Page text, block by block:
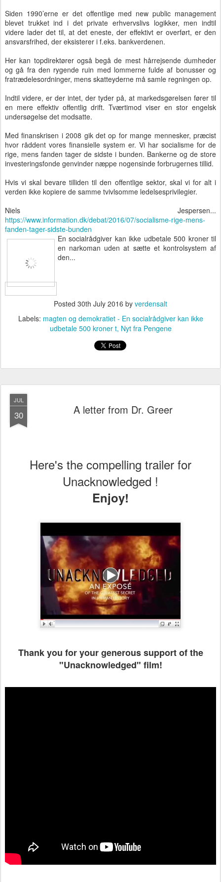
Siden 1990’erne er det offentlige med new public management
blevet trukket ind i det private erhvervslivs logikker, men indtil
videre lader det til, at det eneste, der effektivt er overført, er den
ansvarsfrihed, der eksisterer i f.eks. bankverdenen.
Her kan topdirektører også begå de mest hårrejsende dumheder
og gå fra den rygende ruin med lommerne fulde af bonusser og
fratrædelesordninger, mens skatteyderne må samle regningen op.
Indtil videre, er der intet, der tyder på, at markedsgørelsen fører til
en mere effektiv offentlig drift. Tværtimod viser en stor engelsk
undersøgelse det modsatte.
Med finanskrisen i 2008 gik det op for mange mennesker, præcist
hvor råddent vores finansielle system er. Vi har socialisme for de
rige, mens fanden tager de sidste i bunden. Bankerne og de store
investeringsfonde genvinder næppe nogensinde forbrugernes tillid.
Hvis vi skal bevare tilliden til den offentlige sektor, skal vi for alt i
verden ikke kopiere de samme tvivlsomme ledelsesprivilegier.
Niels Jespersen...
https://www.information.dk/debat/2016/07/socialisme-rige-mens-
fanden-tager-sidste-bunden
En socialrådgiver kan ikke udbetale 500 kroner til
en narkoman uden at sætte et kontrolsystem af
den...
Posted 30th July 2016 by verdensalt
Labels: magten og demokratiet - En socialrådgiver kan ikke
udbetale 500 kroner t Nyt fra Pengene
JUL
30 A letter from Dr. Greer
Here's the compelling trailer for
Unacknowledged !
Enjoy!
Thank you for your generous support of the
"Unacknowledged" film!